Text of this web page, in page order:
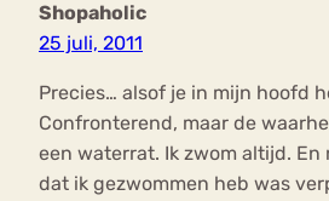
Shopaholic
25 juli, 2011
Precies… alsof je in mijn hoofd
Confronterend, maar de
een waterrat. Ik zwom altijd. En
dat ik gezwommen heb was